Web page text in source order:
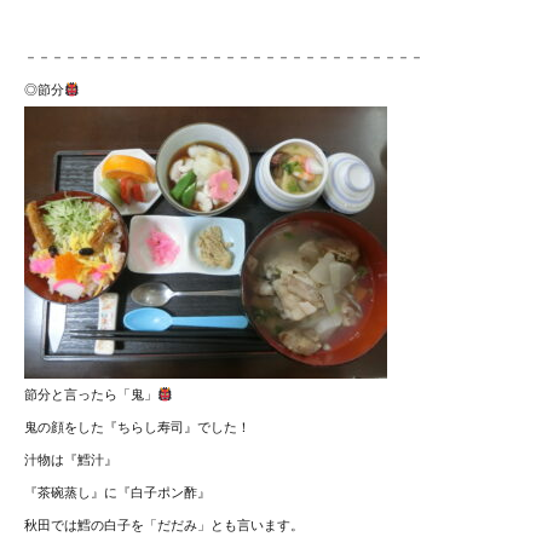
－－－－－－－－－－－－－－－－－－－－－－－－－－－－－－
◎節分
節分と言ったら「鬼」
鬼の顔をした『ちらし寿司』でした！
汁物は『鱈汁』
『茶碗蒸し』に『白子ポン酢』
秋田では鱈の白子を「だだみ」とも言います。